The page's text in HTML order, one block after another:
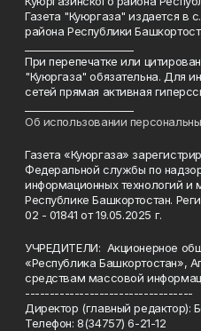
Газета "Куюргаза" издается в
района Республики
При перепечатке или
"Куюргаза" обязательна. Для
сетей прямая активная
Об использовании
Газета «Куюргаза»
Федеральной службы по
информационных технологий
Республике Башкортостан.
02 - 01841 от 19.05.2025 г.
УЧРЕДИТЕЛИ: Акционерное
«Республика Башкортостан»,
средствам массовой
----------------------------------
Директор (главный редактор):
Телефон: 8(34757) 6-21-12